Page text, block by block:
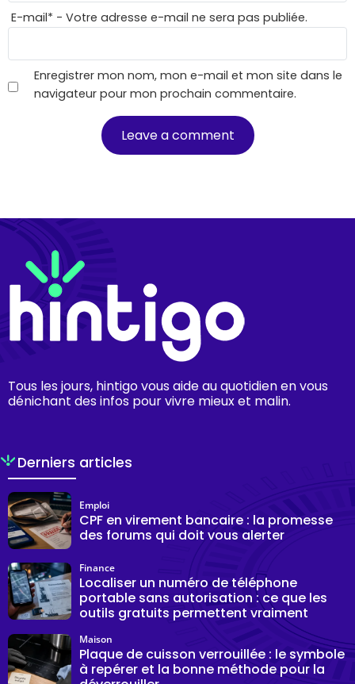
E-mail* - Votre adresse e-mail ne sera pas publiée.
Enregistrer mon nom, mon e-mail et mon site dans le
navigateur pour mon prochain commentaire.
Tous les jours, hintigo vous aide au quotidien en vous
dénichant des infos pour vivre mieux et malin.
Derniers articles
CPF en virement bancaire : la promesse
des forums qui doit vous alerter
Emploi
Localiser un numéro de téléphone
portable sans autorisation : ce que les
outils gratuits permettent vraiment
Finance
Plaque de cuisson verrouillée : le symbole
à repérer et la bonne méthode pour la
Maison